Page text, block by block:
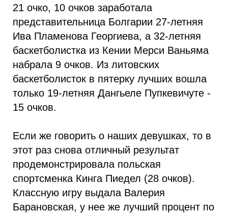
21 очко, 10 очков заработала
представительница Болгарии 27-летняя
Ива Пламенова Георгиева, а 32-летняя
баскетболистка из Кении Мерси Ваньяма
набрала 9 очков. Из литовских
баскетболисток в пятерку лучших вошла
только 19-летняя Дангьеле Пупкевичуте -
15 очков.
Если же говорить о наших девушках, то в
этот раз снова отличный результат
продемонстрировала польская
спортсменка Кинга Пиедел (28 очков).
Классную игру выдала Валерия
Барановская, у нее же лучший процент по